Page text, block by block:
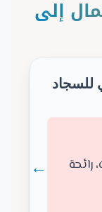
إلى
للسجاد
رائحة
←